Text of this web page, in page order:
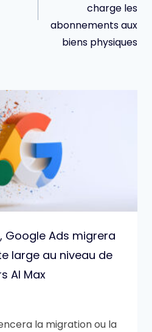
charge les
abonnements aux
biens physiques
Google Ads migrera
large au niveau de
AI Max
la migration ou la